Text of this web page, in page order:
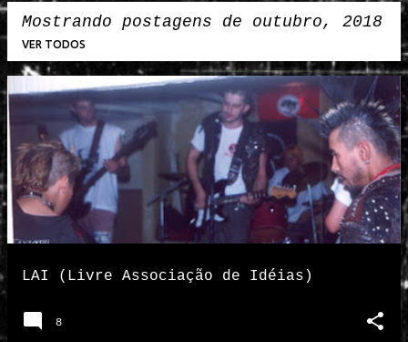
Mostrando postagens de outubro, 2018
VER TODOS
P
o
s
t
a
g
e
s
LAI (Livre Associação de Idéias)
8